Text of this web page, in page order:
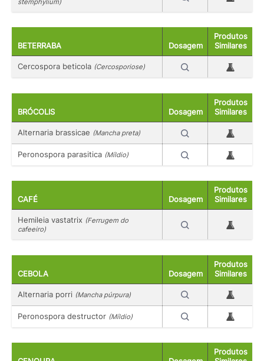
stemphylium)
BETERRABA Dosagem
Produtos
Similares
Cercospora beticola (Cercosporiose)
BRÓCOLIS Dosagem
Produtos
Similares
Alternaria brassicae (Mancha preta)
Peronospora parasitica (Míldio)
CAFÉ Dosagem
Produtos
Similares
Hemileia vastatrix (Ferrugem do
cafeeiro)
CEBOLA Dosagem
Produtos
Similares
Alternaria porri (Mancha púrpura)
Peronospora destructor (Míldio)
Produtos